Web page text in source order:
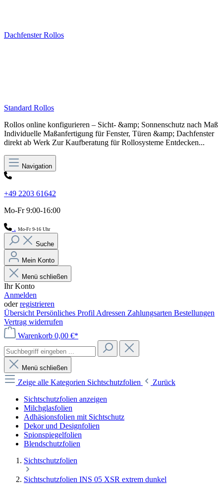
Dachfenster Rollos
Standard Rollos
Rollos online konfigurieren – Sicht- &amp; Sonnenschutz nach Maß
Individuelle Maßanfertigung für Fenster, Türen &amp; Dachfenster
direkt ab Werk Zur Kaufberatung für Rollosysteme Entdecken...
Navigation
+49 2203 61642
Mo-Fr 9:00-16:00
. Mo-Fr 9-16 Uhr
Suche
Mein Konto
Menü schließen
Ihr Konto
Anmelden
oderregistrieren
Übersicht Persönliches Profil Adressen Zahlungsarten Bestellungen
Vertrag widerrufen
Warenkorb 0,00 €*
Menü schließen
Zeige alle Kategorien Sichtschutzfolien
Zurück
Sichtschutzfolien anzeigen
Milchglasfolien
Adhäsionsfolien mit Sichtschutz
Dekor und Designfolien
Spionspiegelfolien
Blendschutzfolien
Sichtschutzfolien
Sichtschutzfolien INS 05 XSR extrem dunkel